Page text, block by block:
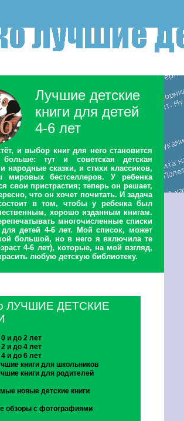
Лучшие детские
книги для детей
4-6 лет
и выбор книг для него становится
тут и советская детская
народные сказки, и стихи классиков,
мировых бестселлеров. У ребенка
свои пристрастия; теперь он решает,
что он хочет почитать. И задача
в том, чтобы у ребенка был
хорошо изданным книгам.
многочисленные списки
для детей 4-6 лет. Мой список, может
большой, но в него я включила те
4-6 лет), которые, на мой взгляд,
любую детскую библиотеку.
ЛУЧШИЕ ДЕТСКИЕ
0 и до 2 лет
2 и до 4 лет
4 и до 6 лет
книги для школьников
книги для родителей
новые детские книги
обзоры с фотографиями